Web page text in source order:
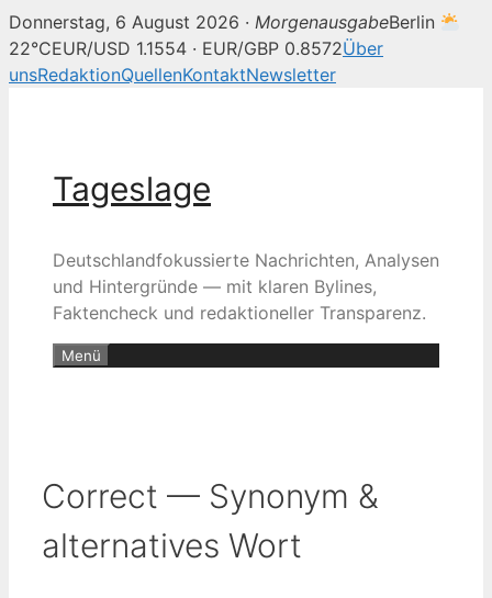
Donnerstag, 6 August 2026 · MorgenausgabeBerlin
22°CEUR/USD 1.1554 · EUR/GBP 0.8572Über
unsRedaktionQuellenKontaktNewsletter
Tageslage
Deutschlandfokussierte Nachrichten, Analysen
und Hintergründe — mit klaren Bylines,
Faktencheck und redaktioneller Transparenz.
Menü
Correct — Synonym &
alternatives Wort